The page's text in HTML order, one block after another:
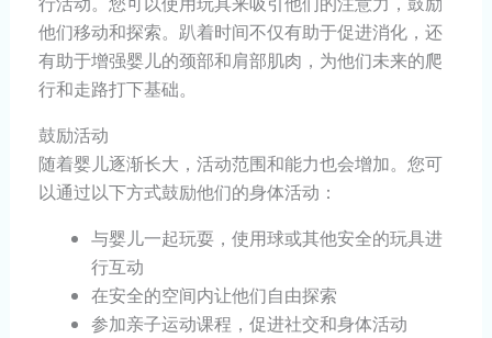
他们移动和探索。趴着时间不仅有助于促进消化，还
有助于增强婴儿的颈部和肩部肌肉，为他们未来的爬
行和走路打下基础。
鼓励活动
随着婴儿逐渐长大，活动范围和能力也会增加。您可
以通过以下方式鼓励他们的身体活动：
与婴儿一起玩耍，使用球或其他安全的玩具进
行互动
在安全的空间内让他们自由探索
参加亲子运动课程，促进社交和身体活动